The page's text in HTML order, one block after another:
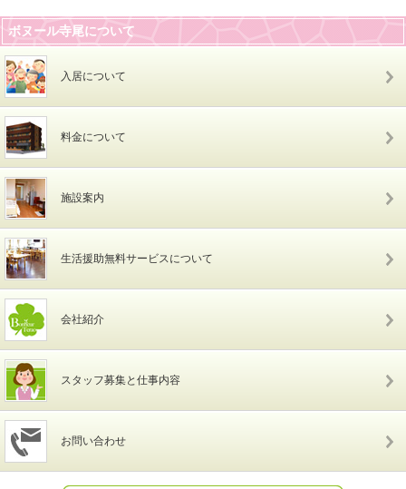
ボヌール寺尾について
入居について
料金について
施設案内
生活援助無料サービスについて
会社紹介
スタッフ募集と仕事内容
お問い合わせ